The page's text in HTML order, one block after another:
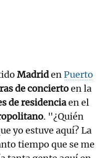
MadridenPuerto
de conciertoen la
de residenciaen el
. "¿Quién
yo estuve aquí? La
tiempo que se me